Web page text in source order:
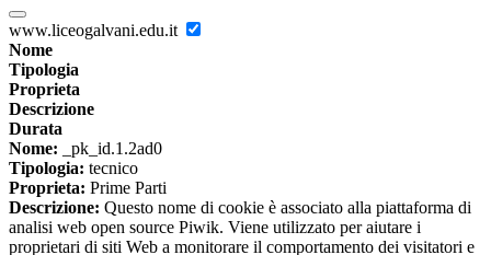
www.liceogalvani.edu.it
Nome
Tipologia
Proprieta
Descrizione
Durata
Nome: _pk_id.1.2ad0
Tipologia: tecnico
Proprieta: Prime Parti
Descrizione: Questo nome di cookie è associato alla piattaforma di
analisi web open source Piwik. Viene utilizzato per aiutare i
proprietari di siti Web a monitorare il comportamento dei visitatori e